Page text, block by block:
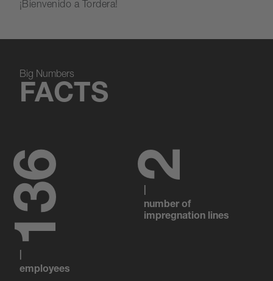
¡Bienvenido a Tordera!
Big Numbers
FACTS
138
employees
2
number of
impregnation lines